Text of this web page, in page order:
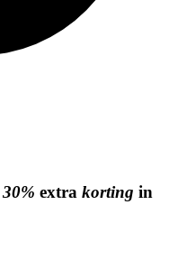
30% extra korting in